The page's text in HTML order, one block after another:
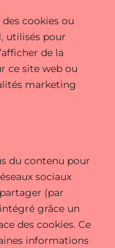
cookies ou
utilisés pour
de la
ce site web ou
marketing
du contenu pour
sociaux
(par
grâce un
des cookies. Ce
informations